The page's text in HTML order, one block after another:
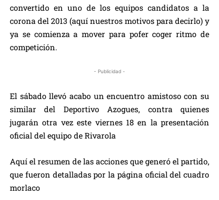
convertido en uno de los equipos candidatos a la
corona del 2013 (aquí nuestros motivos para decirlo) y
ya se comienza a mover para pofer coger ritmo de
competición.
- Publicidad -
El sábado llevó acabo un encuentro amistoso con su
similar del Deportivo Azogues, contra quienes
jugarán otra vez este viernes 18 en la presentación
oficial del equipo de Rivarola
Aquí el resumen de las acciones que generó el partido,
que fueron detalladas por la página oficial del cuadro
morlaco